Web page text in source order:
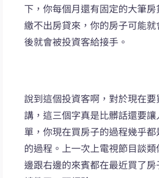
下，你每個月還有固定的大筆
繳不出房貸來，你的房子可能
後就會被投資客給接手。
說到這個投資客啊，對於現在
講，這三個字真是比髒話還要
單，你現在買房子的過程幾乎
的過程。上一次上電視節目談
邊跟右邊的來賓都在最近買了